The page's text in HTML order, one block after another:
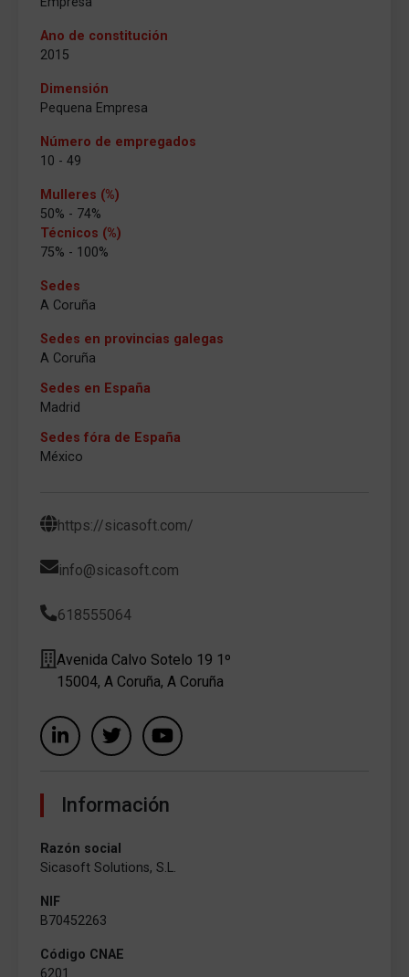
Ano de constitución
2015
Dimensión
Pequena Empresa
Número de empregados
10 - 49
Mulleres (%)
50% - 74%
Técnicos (%)
75% - 100%
Sedes
A Coruña
Sedes en provincias galegas
A Coruña
Sedes en España
Madrid
Sedes fóra de España
México
https://sicasoft.com/
info@sicasoft.com
618555064
Avenida Calvo Sotelo 19 1º
15004, A Coruña, A Coruña
Información
Razón social
Sicasoft Solutions, S.L.
NIF
B70452263
Código CNAE
6201